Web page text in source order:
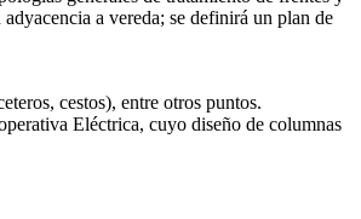
a vereda; se definirá un plan de
cestos), entre otros puntos.
Eléctrica, cuyo diseño de columnas